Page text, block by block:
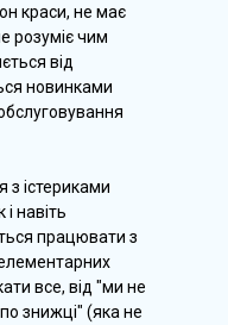
краси, не має
розуміє чим
від
новинками
з істериками
і навіть
працювати з
все, від "ми не
знижці" (яка не